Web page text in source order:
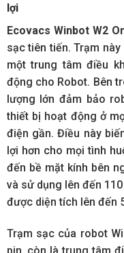
lợi
Ecovacs Winbot W2
sạc tiên tiến. Trạm
một trung tâm điều
động cho Robot. Bên
lượng lớn đảm bảo
thiết bị hoạt động ở
điện gần. Điều này
lợi hơn cho mọi tình
đến bề mặt kính bên
và sử dụng lên đến
được diện tích lên đến
Trạm sạc của robot
pin, còn là trung tâm